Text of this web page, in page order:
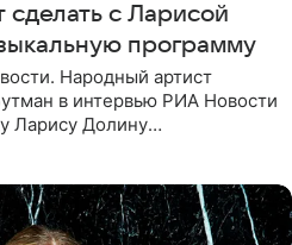
сделать с Ларисой
программу
Народный артист
в интервью РИА Новости
Ларису Долину